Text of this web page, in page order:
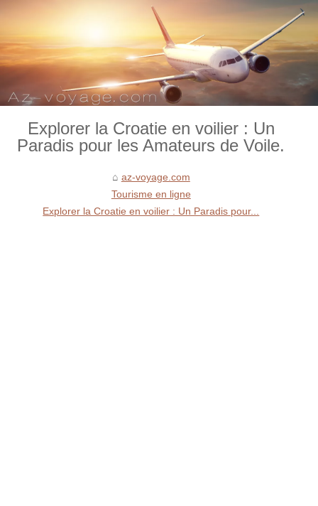
Explorer la Croatie en voilier : Un
Paradis pour les Amateurs de Voile.
az-voyage.com
Tourisme en ligne
Explorer la Croatie en voilier : Un Paradis pour...